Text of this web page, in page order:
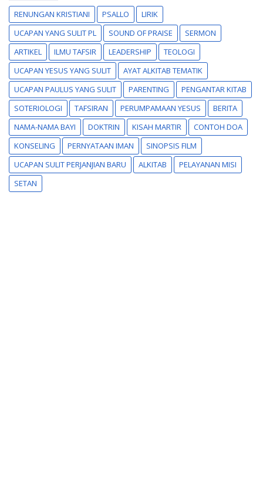
RENUNGAN KRISTIANI PSALLO
LIRIK
UCAPAN YANG SULIT PL
SOUND OF PRAISE
SERMON
ARTIKEL
ILMU TAFSIR LEADERSHIP
TEOLOGI
UCAPAN YESUS YANG SULIT
AYAT ALKITAB TEMATIK
UCAPAN PAULUS YANG SULIT
PARENTING
PENGANTAR KITAB
SOTERIOLOGI
TAFSIRAN PERUMPAMAAN YESUS
BERITA
NAMA-NAMA BAYI
DOKTRIN KISAH MARTIR
CONTOH DOA
KONSELING
PERNYATAAN IMAN
SINOPSIS FILM
UCAPAN SULIT PERJANJIAN BARU
ALKITAB
PELAYANAN MISI
SETAN